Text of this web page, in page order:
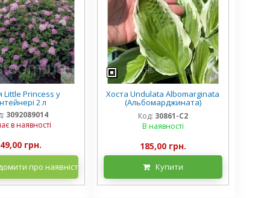
Little Princess у
2 л
3092089014
в наявності
грн.
про наявність
Хоста Undulata Albomarginata
(Альбомарджината)
контейнер 2 л, 3/+ розетки
Код: 30861-С2
В наявності
185,00 грн.
Купити